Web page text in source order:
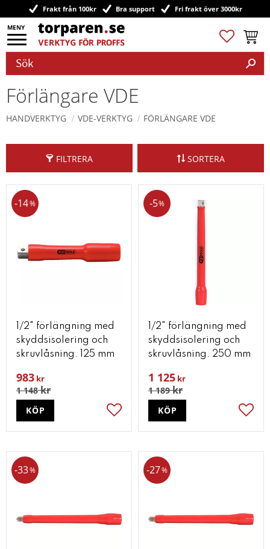
Meny
Frakt från 100kr Bra support Fri frakt över 3000kr
Favoriter
Förlängare VDE
HANDVERKTYG VDE-VERKTYG FÖRLÄNGARE VDE
FILTRERA SORTERA
1/2" förlängning med
skyddsisolering och
skruvlåsning. 125 mm
983 kr
1 148kr
14%
Lägg till i favoriter
KÖP
1/2" förlängning med
skyddsisolering och
skruvlåsning. 250 mm
1 125 kr
1 189kr
5%
KÖP
33% 27%